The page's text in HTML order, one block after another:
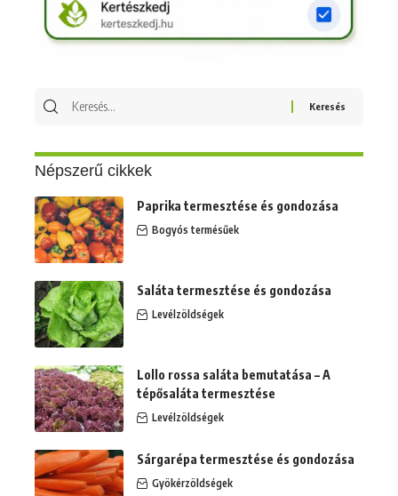
Keresés
Népszerű cikkek
Paprika termesztése és gondozása
Bogyós termésűek
Saláta termesztése és gondozása
Levélzöldségek
Lollo rossa saláta bemutatása – A
tépősaláta termesztése
Levélzöldségek
Sárgarépa termesztése és gondozása
Gyökérzöldségek